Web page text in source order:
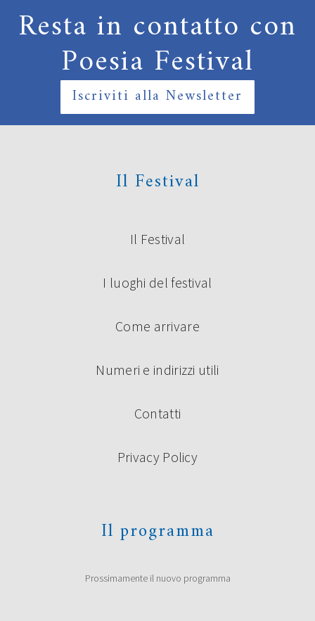
Resta in contatto con
Poesia Festival
Iscriviti alla Newsletter
Il Festival
Il Festival
I luoghi del festival
Come arrivare
Numeri e indirizzi utili
Contatti
Privacy Policy
Il programma
Prossimamente il nuovo programma